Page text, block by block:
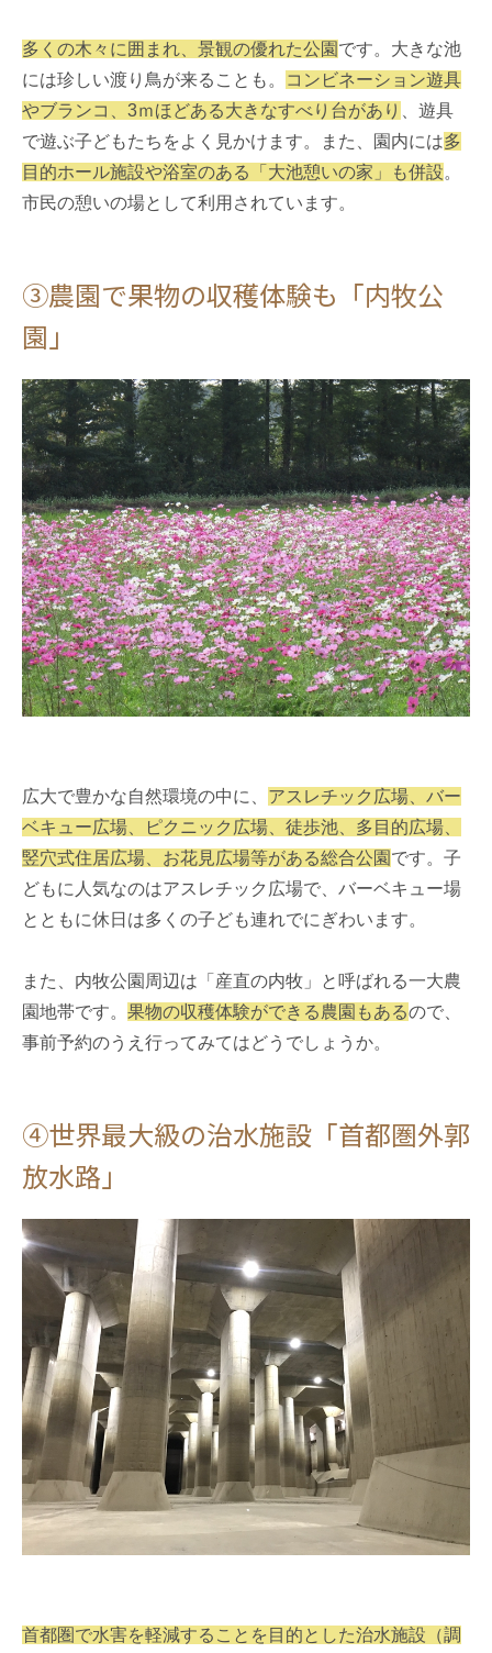
多くの木々に囲まれ、景観の優れた公園 です。大きな池
には珍しい渡り鳥が来ることも。
コンビネーション遊具
やブランコ、3ｍほどある大きなすべり台があり
、遊具
で遊ぶ子どもたちをよく見かけます。また、園内には多
目的ホール施設や浴室のある「大池憩いの家」も併設。
市民の憩いの場として利用されています。
③農園で果物の収穫体験も「内牧公
園」
広大で豊かな自然環境の中に、 アスレチック広場、バー
ベキュー広場、ピクニック広場、徒歩池、多目的広場、
竪穴式住居広場、お花見広場等がある総合公園 です。子
どもに人気なのはアスレチック広場で、バーベキュー場
とともに休日は多くの子ども連れでにぎわいます。
また、内牧公園周辺は「産直の内牧」と呼ばれる一大農
園地帯です。 果物の収穫体験ができる農園もあるので、
事前予約のうえ行ってみてはどうでしょうか。
④世界最大級の治水施設「首都圏外郭
放水路」
首都圏で水害を軽減することを目的とした治水施設（調